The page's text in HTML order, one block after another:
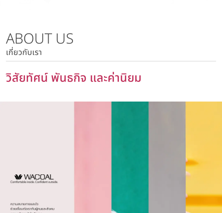
นโยบายด้านสิทธิมนุษยชน
นโยบายความเป็นส่วนตัว
นโยบายความมั่นคงปลอดภัยของข้อมูลและระบบ
คอมพิวเตอร์
ABOUT US
เกี่ยวกับเรา
วิสัยทัศน์ พันธกิจ และค่านิยม